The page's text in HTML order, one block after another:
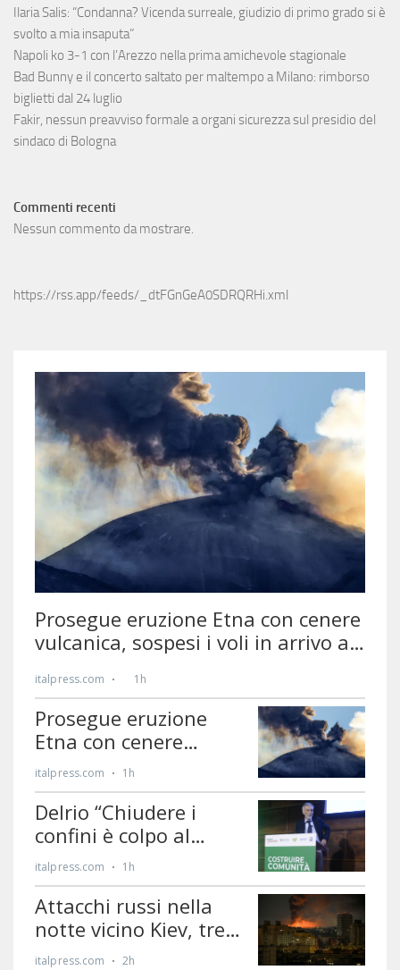
Ilaria Salis: “Condanna? Vicenda surreale, giudizio di primo grado si è
svolto a mia insaputa”
Napoli ko 3-1 con l’Arezzo nella prima amichevole stagionale
Bad Bunny e il concerto saltato per maltempo a Milano: rimborso
biglietti dal 24 luglio
Fakir, nessun preavviso formale a organi sicurezza sul presidio del
sindaco di Bologna
Commenti recenti
Nessun commento da mostrare.
https://rss.app/feeds/_dtFGnGeA0SDRQRHi.xml